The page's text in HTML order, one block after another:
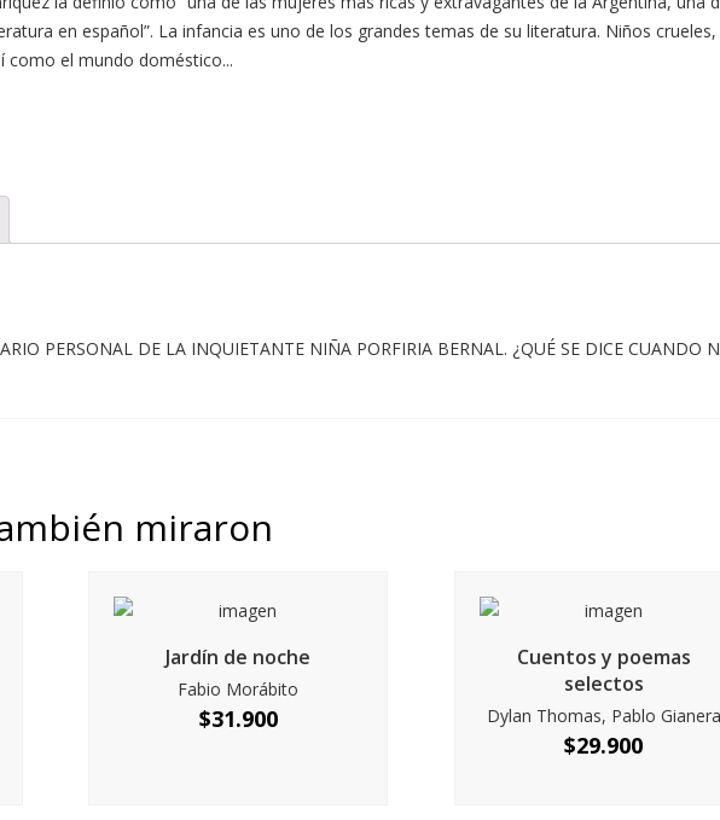
en español”. La infancia es uno de los grandes temas de su literatura. Niños
como el mundo doméstico...
PERSONAL DE LA INQUIETANTE NIÑA PORFIRIA BERNAL. ¿QUÉ SE DICE CUANDO
miraron
Jardín de noche
Fabio Morábito
$31.900
Cuentos y poemas
selectos
Dylan Thomas, Pablo Gianera
$29.900